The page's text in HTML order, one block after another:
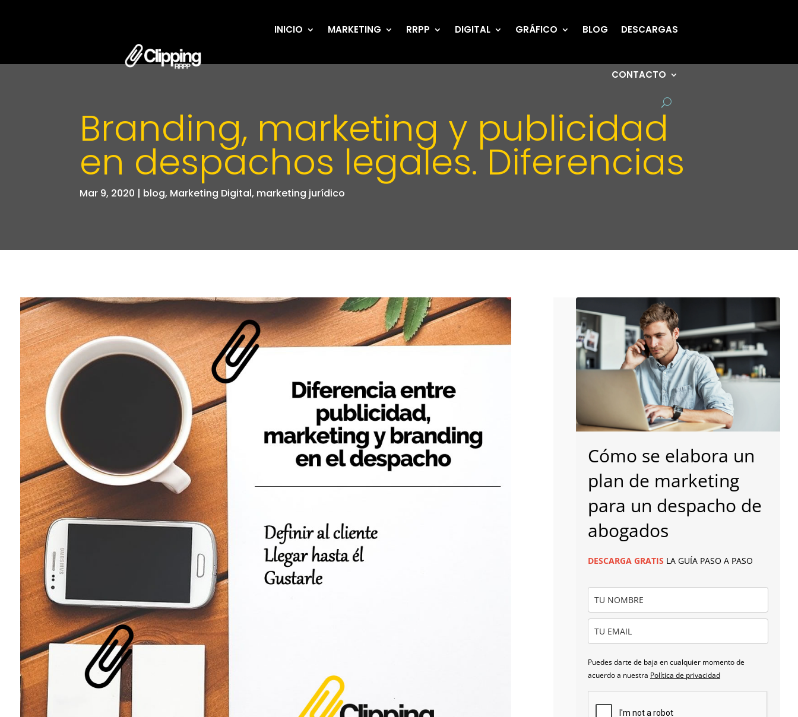
INICIO MARKETING RRPP DIGITAL GRÁFICO BLOG DESCARGAS
CONTACTO
Branding, marketing y publicidad
en despachos legales. Diferencias
Mar 9, 2020 | blog, Marketing Digital, marketing jurídico
Cómo se elabora un
plan de marketing
para un despacho de
abogados
DESCARGA GRATIS LA GUÍA PASO A PASO
Puedes darte de baja en cualquier momento de
acuerdo a nuestra Política de privacidad